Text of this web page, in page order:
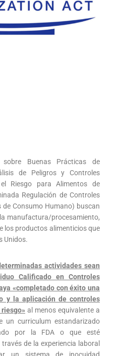
Buenas Prácticas de
de Peligros y Controles
Riesgo para Alimentos de
Regulación de Controles
Consumo Humano) buscan
manufactura/procesamiento,
los productos alimenticios que
Unidos.
actividades sean
Calificado en Controles
«completado con éxito una
y la aplicación de controles
al menos equivalente a
un curriculum estandarizado
por la FDA o que esté
de la experiencia laboral